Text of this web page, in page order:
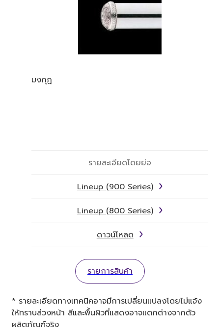
มงกุฎ
รายละเอียดโดยย่อ
Lineup (900 Series)
Lineup (800 Series)
ดาวน์โหลด
รายการสินค้า
* รายละเอียดทางเทคนิคอาจมีการเปลี่ยนแปลงโดยไม่แจ้ง
ให้ทราบล่วงหน้า สีและพื้นผิวที่แสดงอาจแตกต่างจากตัว
ผลิตภัณฑ์จริง